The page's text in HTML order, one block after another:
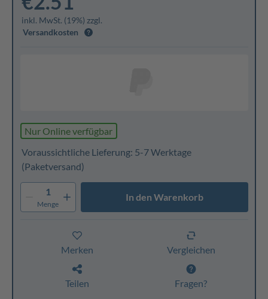
inkl. MwSt. (19%) zzgl.
Versandkosten
Nur Online verfügbar
Voraussichtliche Lieferung: 5-7 Werktage
(Paketversand)
1
Menge
In den Warenkorb
Merken Vergleichen
Teilen Fragen?